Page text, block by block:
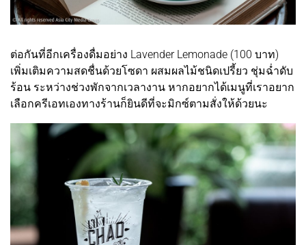
ต่อกันที่อีกเครื่องดื่มอย่าง Lavender Lemonade (100 บาท)
เพิ่มเติมความสดชื่นด้วยโซดา ผสมผลไม้ชนิดเปรี้ยว ชุ่มฉ่ำดับ
ร้อน ระหว่างช่วงพักจากเวลางาน หากอยากได้เมนูที่เราอยาก
เลือกครีเอทเองทางร้านก็ยินดีที่จะมิกซ์ตามสั่งให้ด้วยนะ